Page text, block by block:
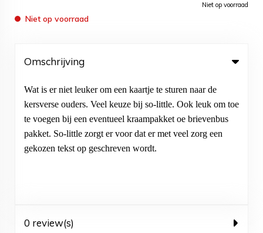
Niet op voorraad
Niet op voorraad
Omschrijving
Wat is er niet leuker om een kaartje te sturen naar de
kersverse ouders. Veel keuze bij so-little. Ook leuk om toe
te voegen bij een eventueel kraampakket oe brievenbus
pakket. So-little zorgt er voor dat er met veel zorg een
gekozen tekst op geschreven wordt.
0 review(s)